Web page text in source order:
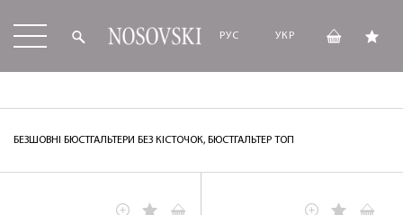
РУС УКР
БЕЗШОВНІ БЮСТГАЛЬТЕРИ БЕЗ КІСТОЧОК, БЮСТГАЛЬТЕР ТОП